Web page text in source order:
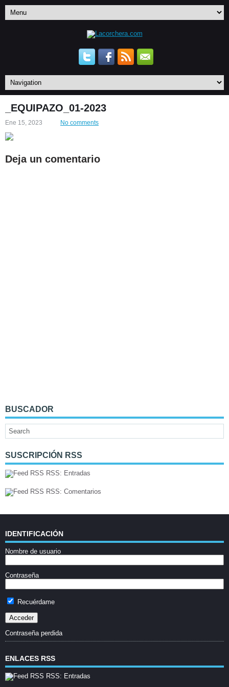
_EQUIPAZO_01-2023
Ene 15, 2023 No comments
Deja un comentario
BUSCADOR
SUSCRIPCIÓN RSS
RSS: Entradas
RSS: Comentarios
IDENTIFICACIÓN
Nombre de usuario
Contraseña
Recuérdame
Contraseña perdida
ENLACES RSS
RSS: Entradas